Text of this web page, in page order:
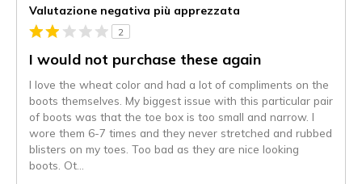
Valutazione negativa più apprezzata
2
I would not purchase these again
I love the wheat color and had a lot of compliments on the
boots themselves. My biggest issue with this particular pair
of boots was that the toe box is too small and narrow. I
wore them 6-7 times and they never stretched and rubbed
blisters on my toes. Too bad as they are nice looking
boots. Ot